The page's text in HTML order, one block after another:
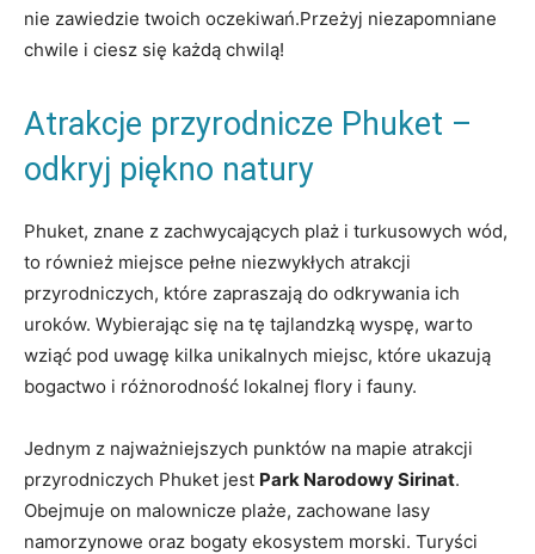
nie⁢ zawiedzie twoich oczekiwań.Przeżyj niezapomniane
chwile i ciesz ⁣się każdą chwilą!
Atrakcje przyrodnicze Phuket ⁣–
odkryj‍ piękno natury
Phuket, znane z zachwycających ⁤plaż i turkusowych‌ wód,
to również miejsce ⁤pełne niezwykłych⁣ atrakcji
przyrodniczych, które‍ zapraszają do odkrywania ich⁣
uroków. Wybierając się ‌na tę tajlandzką ⁤wyspę, warto
‌wziąć pod uwagę kilka unikalnych miejsc, które ukazują
bogactwo i ⁢różnorodność lokalnej flory i fauny.
Jednym‍ z najważniejszych punktów na mapie ‌atrakcji
przyrodniczych Phuket jest Park Narodowy ⁢Sirinat.
Obejmuje​ on ‌malownicze plaże, zachowane lasy
namorzynowe oraz bogaty ekosystem morski. Turyści